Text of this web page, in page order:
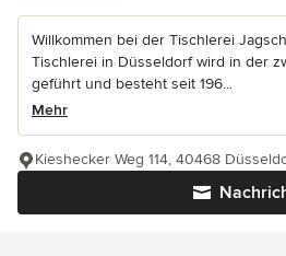
Willkommen bei der Tischlerei
Tischlerei in Düsseldorf wird in der
geführt und besteht seit 196...
Mehr
Kieshecker Weg 114, 40468